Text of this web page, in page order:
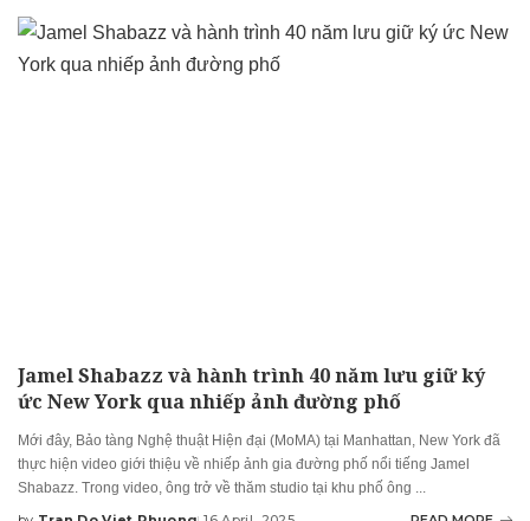
Jamel Shabazz và hành trình 40 năm lưu giữ ký
ức New York qua nhiếp ảnh đường phố
Mới đây, Bảo tàng Nghệ thuật Hiện đại (MoMA) tại Manhattan, New York đã
thực hiện video giới thiệu về nhiếp ảnh gia đường phố nổi tiếng Jamel
Shabazz. Trong video, ông trở về thăm studio tại khu phố ông ...